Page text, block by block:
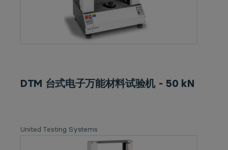
DTM 台式电子万能材料试验机 - 50 kN
United Testing Systems